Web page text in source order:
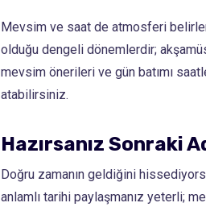
Mevsim ve saat de atmosferi
olduğu dengeli dönemlerdir;
mevsim önerileri ve gün batımı
atabilirsiniz.
Hazırsanız Sonraki
Doğru zamanın geldiğini
anlamlı tarihi paylaşmanız yeterli;